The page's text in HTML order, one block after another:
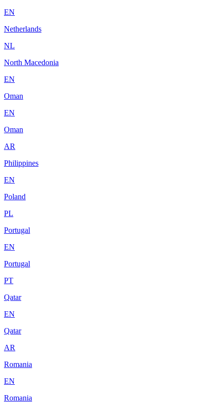
EN
Netherlands
NL
North Macedonia
EN
Oman
EN
Oman
AR
Philippines
EN
Poland
PL
Portugal
EN
Portugal
PT
Qatar
EN
Qatar
AR
Romania
EN
Romania